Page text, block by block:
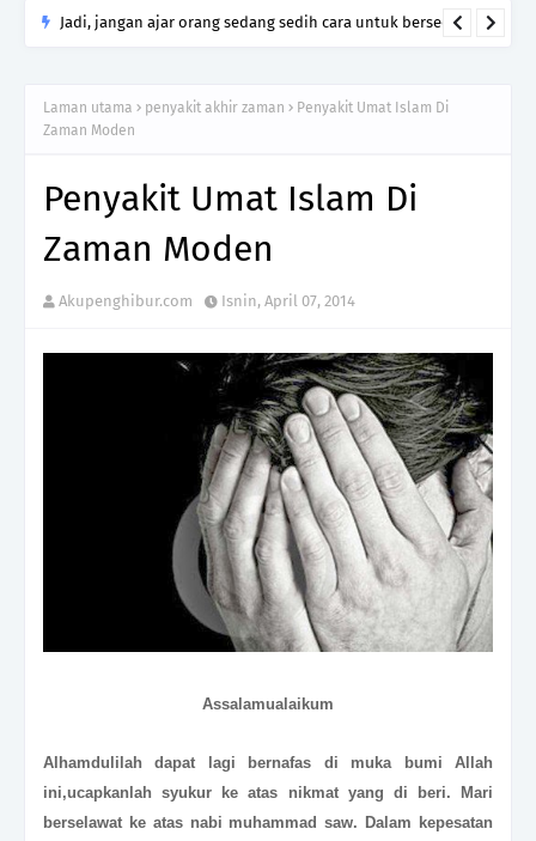
Jadi, jangan ajar orang sedang sedih cara untuk bersedih.
Laman utama penyakit akhir zaman
Penyakit Umat Islam Di
Zaman Moden
Penyakit Umat Islam Di
Zaman Moden
Akupenghibur.com Isnin, April 07, 2014
Assalamualaikum
Alhamdulilah dapat lagi bernafas di muka bumi Allah
ini,ucapkanlah syukur ke atas nikmat yang di beri. Mari
berselawat ke atas nabi muhammad saw. Dalam kepesatan